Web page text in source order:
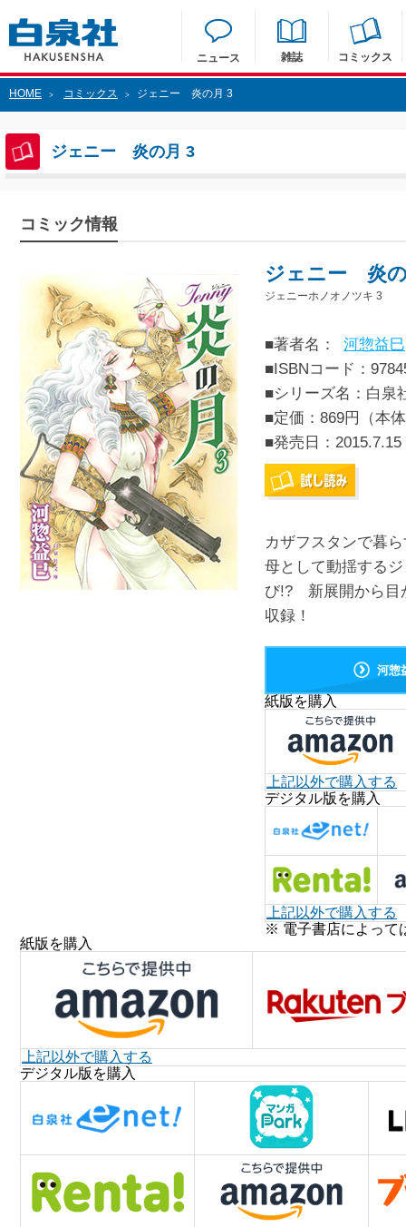
ニュース 雑誌 コミックス
HOME > コミックス > ジェニー 炎の月 3
ジェニー 炎の月 3
コミック情報
ジェニー 炎
ジェニーホノオノツキ 3
■著者名：
河惣益巳
■ISBNコード：
■シリーズ名：白泉
■定価：869円（本
■発売日： 2015.7.15
カザフスタンで暮
母として動揺する
び!? 新展開から目
収録！
河惣
紙版を購入
上記以外で購入する
デジタル版を購入
上記以外で購入する
※ 電子書店によって
紙版を購入
上記以外で購入する
デジタル版を購入